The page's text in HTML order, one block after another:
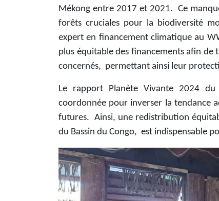
Mékong entre 2017 et 2021. Ce
forêts cruciales pour la biodiversité
expert en financement climatique au
plus équitable des financements afin de
concernés, permettant ainsi leur
Le rapport Planète Vivante 2024
coordonnée pour inverser la tendance
futures. Ainsi, une redistribution
du Bassin du Congo, est indispensable